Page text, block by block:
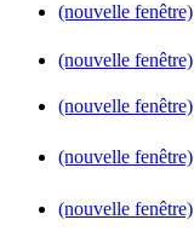
(nouvelle fenêtre)
(nouvelle fenêtre)
(nouvelle fenêtre)
(nouvelle fenêtre)
(nouvelle fenêtre)